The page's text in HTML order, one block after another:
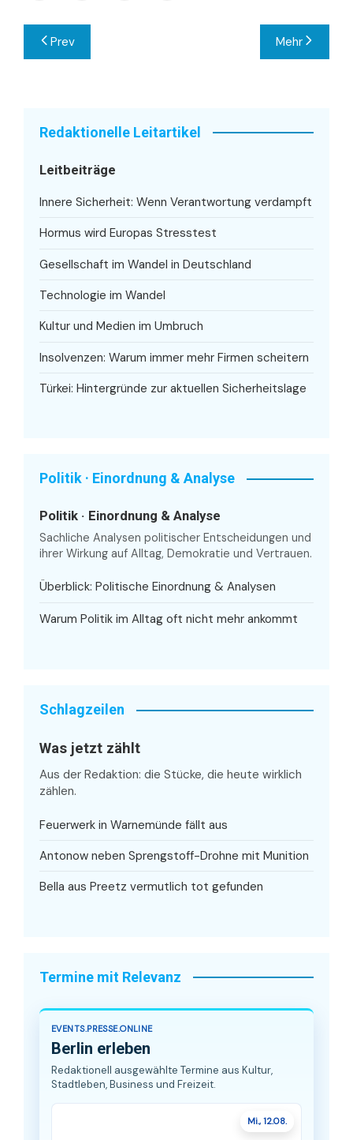
Beitragsnavigation
Prev Mehr
Redaktionelle Leitartikel
Leitbeiträge
Innere Sicherheit: Wenn Verantwortung verdampft
Hormus wird Europas Stresstest
Gesellschaft im Wandel in Deutschland
Technologie im Wandel
Kultur und Medien im Umbruch
Insolvenzen: Warum immer mehr Firmen scheitern
Türkei: Hintergründe zur aktuellen Sicherheitslage
Politik · Einordnung & Analyse
Politik · Einordnung & Analyse
Sachliche Analysen politischer Entscheidungen und
ihrer Wirkung auf Alltag, Demokratie und Vertrauen.
Überblick: Politische Einordnung & Analysen
Warum Politik im Alltag oft nicht mehr ankommt
Schlagzeilen
Was jetzt zählt
Aus der Redaktion: die Stücke, die heute wirklich
zählen.
Feuerwerk in Warnemünde fällt aus
Antonow neben Sprengstoff-Drohne mit Munition
Bella aus Preetz vermutlich tot gefunden
Termine mit Relevanz
EVENTS.PRESSE.ONLINE
Berlin erleben
Redaktionell ausgewählte Termine aus Kultur,
Stadtleben, Business und Freizeit.
Mi., 12.08.